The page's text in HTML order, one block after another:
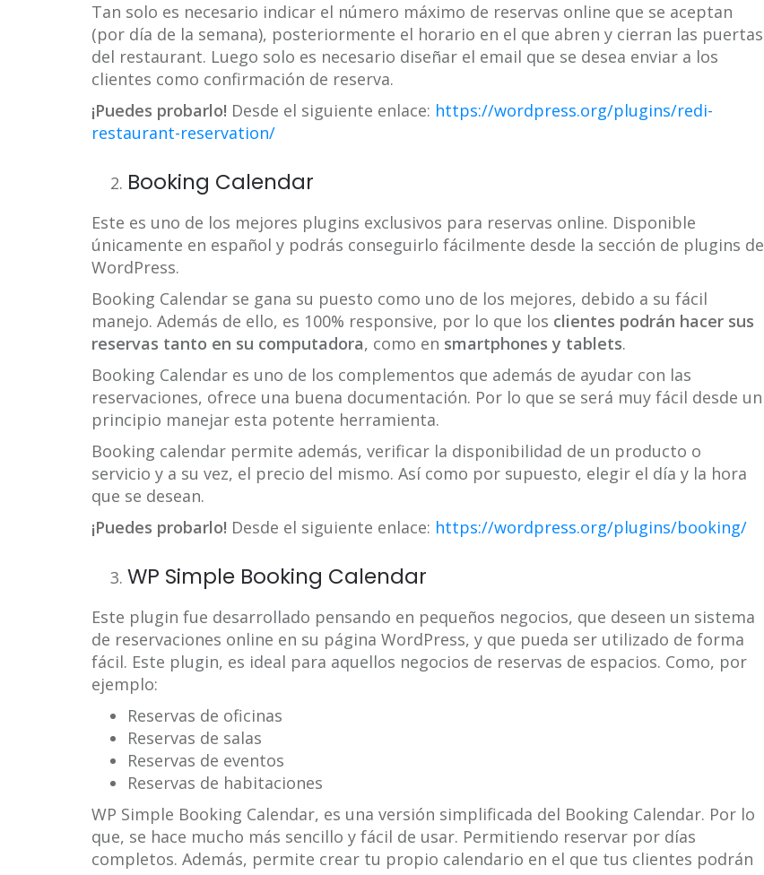
Tan solo es necesario indicar el número máximo de reservas online que se aceptan
(por día de la semana), posteriormente el horario en el que abren y cierran las puertas
del restaurant. Luego solo es necesario diseñar el email que se desea enviar a los
clientes como confirmación de reserva.
¡Puedes probarlo! Desde el siguiente enlace: https://wordpress.org/plugins/redi-
restaurant-reservation/
Booking Calendar
Este es uno de los mejores plugins exclusivos para reservas online. Disponible
únicamente en español y podrás conseguirlo fácilmente desde la sección de plugins de
WordPress.
Booking Calendar se gana su puesto como uno de los mejores, debido a su fácil
manejo. Además de ello, es 100% responsive, por lo que los clientes podrán hacer sus
reservas tanto en su computadora, como en smartphones y tablets.
Booking Calendar es uno de los complementos que además de ayudar con las
reservaciones, ofrece una buena documentación. Por lo que se será muy fácil desde un
principio manejar esta potente herramienta.
Booking calendar permite además, verificar la disponibilidad de un producto o
servicio y a su vez, el precio del mismo. Así como por supuesto, elegir el día y la hora
que se desean.
¡Puedes probarlo! Desde el siguiente enlace: https://wordpress.org/plugins/booking/
WP Simple Booking Calendar
Este plugin fue desarrollado pensando en pequeños negocios, que deseen un sistema
de reservaciones online en su página WordPress, y que pueda ser utilizado de forma
fácil. Este plugin, es ideal para aquellos negocios de reservas de espacios. Como, por
ejemplo:
Reservas de oficinas
Reservas de salas
Reservas de eventos
Reservas de habitaciones
WP Simple Booking Calendar, es una versión simplificada del Booking Calendar. Por lo
que, se hace mucho más sencillo y fácil de usar. Permitiendo reservar por días
completos. Además, permite crear tu propio calendario en el que tus clientes podrán